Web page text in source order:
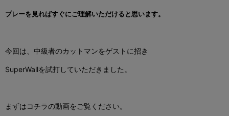
プレーを見ればすぐにご理解いただけると思います。
今回は、中級者のカットマンをゲストに招き
SuperWallを試打していただきました。
まずはコチラの動画をご覧ください。